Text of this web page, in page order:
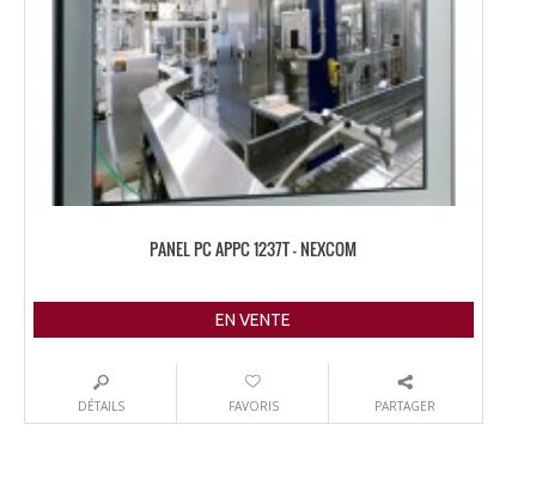
PANEL PC APPC 1237T – NEXCOM
EN VENTE
DÉTAILS FAVORIS PARTAGER